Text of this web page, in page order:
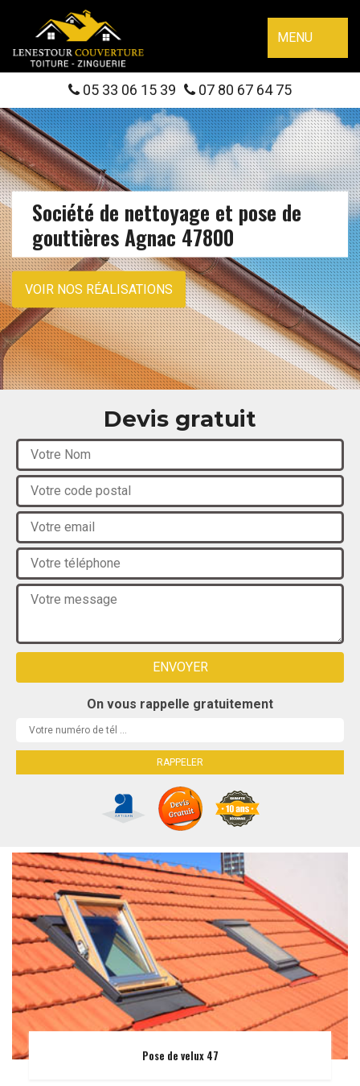
MENU
05 33 06 15 39 07 80 67 64 75
Société de nettoyage et pose de
gouttières Agnac 47800
VOIR NOS RÉALISATIONS
Devis gratuit
On vous rappelle gratuitement
Pose de velux 47